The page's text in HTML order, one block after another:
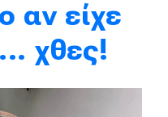
αν είχε
χθες!